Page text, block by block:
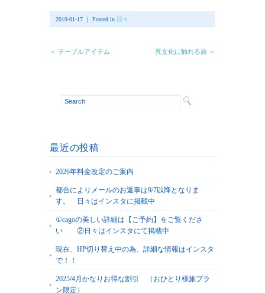
2019-01-17 ｜ Posted in 日々
＜ テーブルアイテム 異文化に触れる旅 ＞
最近の投稿
2026年料金改定のご案内
都合によりメールのお返事は9/7以降となりま
す。 日々はインスタに掲載中
①cagoの美しい詳細は【ご予約】をご覧くださ
い ②日々はインスタにて掲載中
現在、HP切り替え中の為、詳細な情報はインスタ
で！！
2025/4月かなりお得な割引 （おひとり様旅プラ
ン限定）